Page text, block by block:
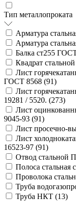
Тип металлопроката
Арматура
Арматура
Балка ст255
Квадрат
Лист
ГОСТ 8568 (91)
Лист
19281 / 5520. (273)
Лист
9045-93 (91)
Лист просечно-
Лист
16523-97 (91)
Отвод стальной
Полоса стальная
Проволока
Труба
Труба НКТ (13)